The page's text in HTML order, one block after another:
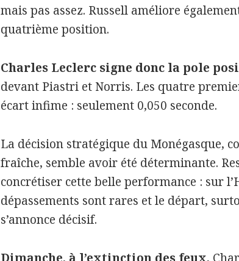
mais pas assez. Russell améliore
quatrième position.
Charles Leclerc signe donc la pole
devant Piastri et Norris. Les quatre
écart infime : seulement 0,050 seconde.
La décision stratégique du Monégasque,
fraîche, semble avoir été déterminante.
concrétiser cette belle performance : sur
dépassements sont rares et le départ,
s’annonce décisif.
Dimanche, à l’extinction des feux,